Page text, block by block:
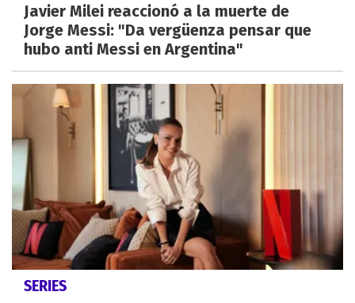
Javier Milei reaccionó a la muerte de
Jorge Messi: "Da vergüenza pensar que
hubo anti Messi en Argentina"
SERIES